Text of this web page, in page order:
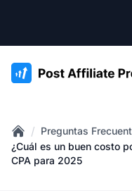
:site.title
Home
/ Preguntas
¿Cuál es un buen costo
CPA para 2025